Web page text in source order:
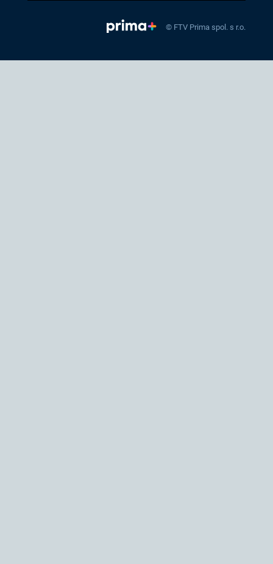
© FTV Prima spol. s r.o.